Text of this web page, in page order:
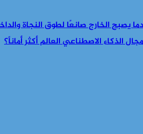
يصبح الخارج صانعًا لطوق النجاة
الذكاء الاصطناعي العالم أكثر أماناً؟